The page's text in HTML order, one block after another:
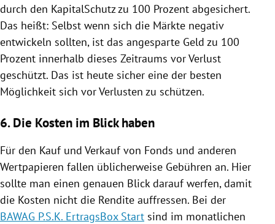
durch den KapitalSchutz zu 100 Prozent abgesichert.
Das heißt: Selbst wenn sich die Märkte negativ
entwickeln sollten, ist das angesparte Geld zu 100
Prozent innerhalb dieses Zeitraums vor Verlust
geschützt. Das ist heute sicher eine der besten
Möglichkeit sich vor Verlusten zu schützen.
6. Die Kosten im Blick haben
Für den Kauf und Verkauf von Fonds und anderen
Wertpapieren fallen üblicherweise Gebühren an. Hier
sollte man einen genauen Blick darauf werfen, damit
die Kosten nicht die Rendite auffressen. Bei der
BAWAG P.S.K. ErtragsBox Start sind im monatlichen